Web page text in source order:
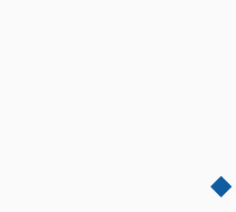
◆